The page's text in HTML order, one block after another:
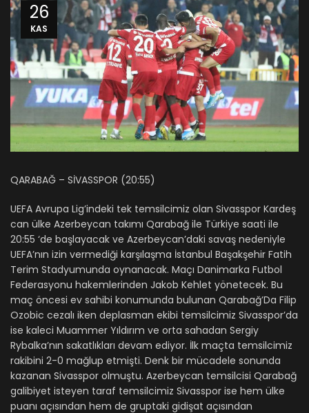
26
KAS
QARABAĞ – SİVASSPOR (20:55)
UEFA Avrupa Lig’indeki tek temsilcimiz olan Sivasspor Kardeş
can ülke Azerbeycan takımı Qarabağ ile Türkiye saati ile
20:55 ‘de başlayacak ve Azerbeycan’daki savaş nedeniyle
UEFA’nın izin vermediği karşılaşma İstanbul Başakşehir Fatih
Terim Stadyumunda oynanacak. Maçı Danimarka Futbol
Federasyonu hakemlerinden Jakob Kehlet yönetecek. Bu
maç öncesi ev sahibi konumunda bulunan Qarabağ’Da Filip
Ozobic cezalı iken deplasman ekibi temsilcimiz Sivasspor’da
ise kaleci Muammer Yıldırım ve orta sahadan Sergiy
Rybalka’nın sakatlıkları devam ediyor. İlk maçta temsilcimiz
rakibini 2-0 mağlup etmişti. Denk bir mücadele sonunda
kazanan Sivasspor olmuştu. Azerbeycan temsilcisi Qarabağ
galibiyet isteyen taraf temsilcimiz Sivasspor ise hem ülke
puanı açısından hem de gruptaki gidişat açısından